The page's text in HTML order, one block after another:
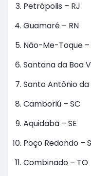
Petrópolis – RJ
Guamaré – RN
Não-Me-Toque –
Santana da Boa
Santo Antônio da
Camboriú – SC
Aquidabã – SE
Poço Redondo –
Combinado – TO